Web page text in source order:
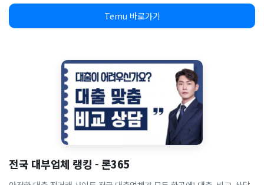
Temu 바로가기
전국 대부업체 랭킹 - 론365